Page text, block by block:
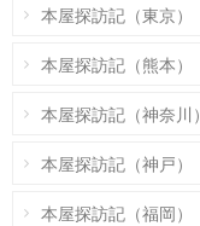
本屋探訪記（東京）
本屋探訪記（熊本）
本屋探訪記（神奈川）
本屋探訪記（神戸）
本屋探訪記（福岡）